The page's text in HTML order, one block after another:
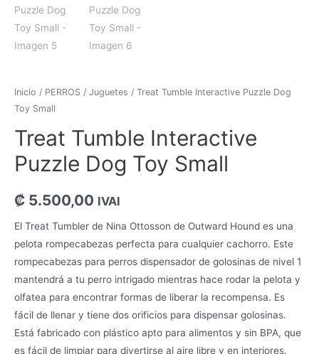
Inicio / PERROS / Juguetes / Treat Tumble Interactive Puzzle Dog
Toy Small
Treat Tumble Interactive
Puzzle Dog Toy Small
₡ 5.500,00 IVAI
El Treat Tumbler de Nina Ottosson de Outward Hound es una
pelota rompecabezas perfecta para cualquier cachorro. Este
rompecabezas para perros dispensador de golosinas de nivel 1
mantendrá a tu perro intrigado mientras hace rodar la pelota y
olfatea para encontrar formas de liberar la recompensa. Es
fácil de llenar y tiene dos orificios para dispensar golosinas.
Está fabricado con plástico apto para alimentos y sin BPA, que
es fácil de limpiar para divertirse al aire libre y en interiores.